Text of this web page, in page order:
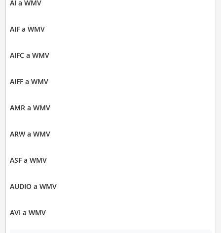
AI a WMV
AIF a WMV
AIFC a WMV
AIFF a WMV
AMR a WMV
ARW a WMV
ASF a WMV
AUDIO a WMV
AVI a WMV